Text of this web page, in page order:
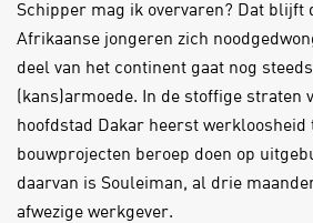
Schipper mag ik overvaren? Dat blijft
Afrikaanse jongeren zich
deel van het continent gaat nog
(kans)armoede. In de stoffige straten
hoofdstad Dakar heerst
bouwprojecten beroep doen op
daarvan is Souleiman, al drie
afwezige werkgever.